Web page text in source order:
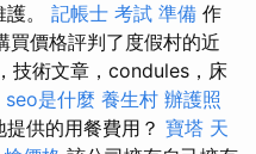
。 記帳士 考試 準備 作
價格評判了度假村的近
技術文章，condules，床
seo是什麼 養生村 辦護照
供的用餐費用？ 寶塔 天